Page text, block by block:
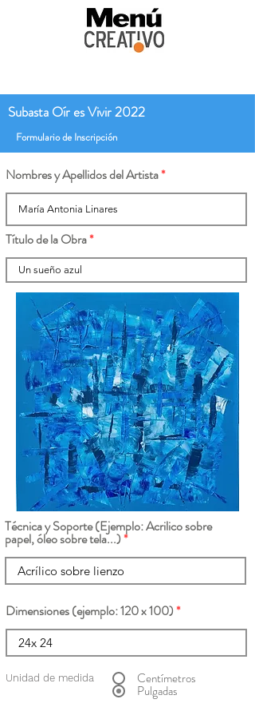
Subasta Oír es Vivir 2022
Formulario de Inscripción
Nombres y Apellidos del Artista
Título de la Obra
Técnica y Soporte (Ejemplo: Acrilico sobre
papel, óleo sobre tela...)
Dimensiones (ejemplo: 120 x 100)
Unidad de medida Centímetros
Pulgadas